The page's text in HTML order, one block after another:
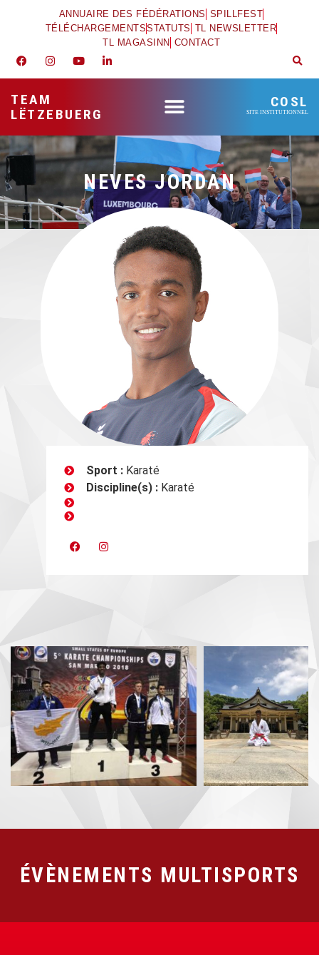
ANNUAIRE DES FÉDÉRATIONS SPILLFEST
TÉLÉCHARGEMENTSSTATUTS TL NEWSLETTER
TL MAGASINN CONTACT
TEAM
LËTZEBUERG
COSL
SITE INSTITUTIONNEL
NEVES JORDAN
Sport :Karaté
Discipline(s) :Karaté
ÉVÈNEMENTS MULTISPORTS